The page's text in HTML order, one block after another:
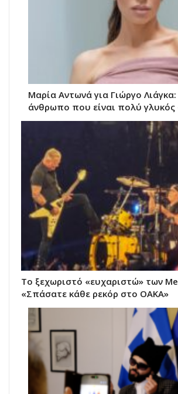
Μαρία Αντωνά για Γιώργο Λιάγκα:
άνθρωπο που είναι πολύ γλυκός
Το ξεχωριστό «ευχαριστώ» των
«Σπάσατε κάθε ρεκόρ στο ΟΑΚΑ»